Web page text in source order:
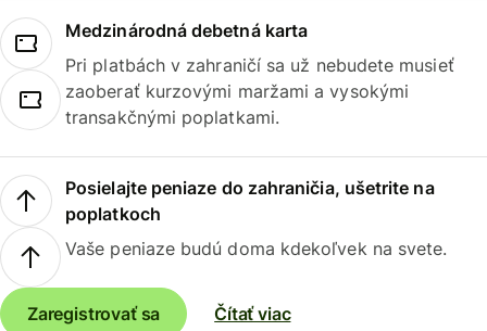
Medzinárodná debetná karta
Pri platbách v zahraničí sa už nebudete musieť
zaoberať kurzovými maržami a vysokými
transakčnými poplatkami.
Posielajte peniaze do zahraničia, ušetrite na
poplatkoch
Vaše peniaze budú doma kdekoľvek na svete.
Zaregistrovať sa Čítať viac